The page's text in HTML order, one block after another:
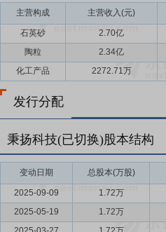
主营构成 主营收入(元)
石英砂 2.70亿
陶粒
2.34亿
化工产品
2272.71万
发行分配
秉扬科技(已切换)股本结构
变动日期 总股本(万股)
2025-09-09 1.72万
2025-05-19
1.72万